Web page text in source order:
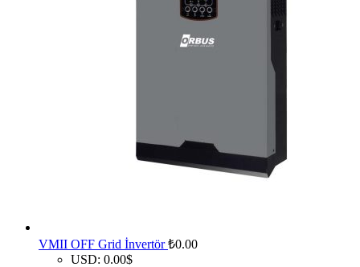
VMII OFF Grid İnvertör₺0.00
USD: 0.00$